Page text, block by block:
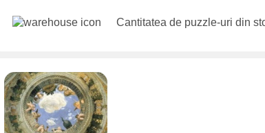
Cantitatea de puzzle-uri din